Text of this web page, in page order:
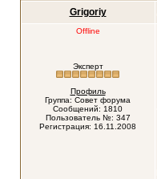
Grigoriy
Offline
Эксперт
Профиль
Группа: Совет форума
Сообщений: 1810
Пользователь №: 347
Регистрация: 16.11.2008